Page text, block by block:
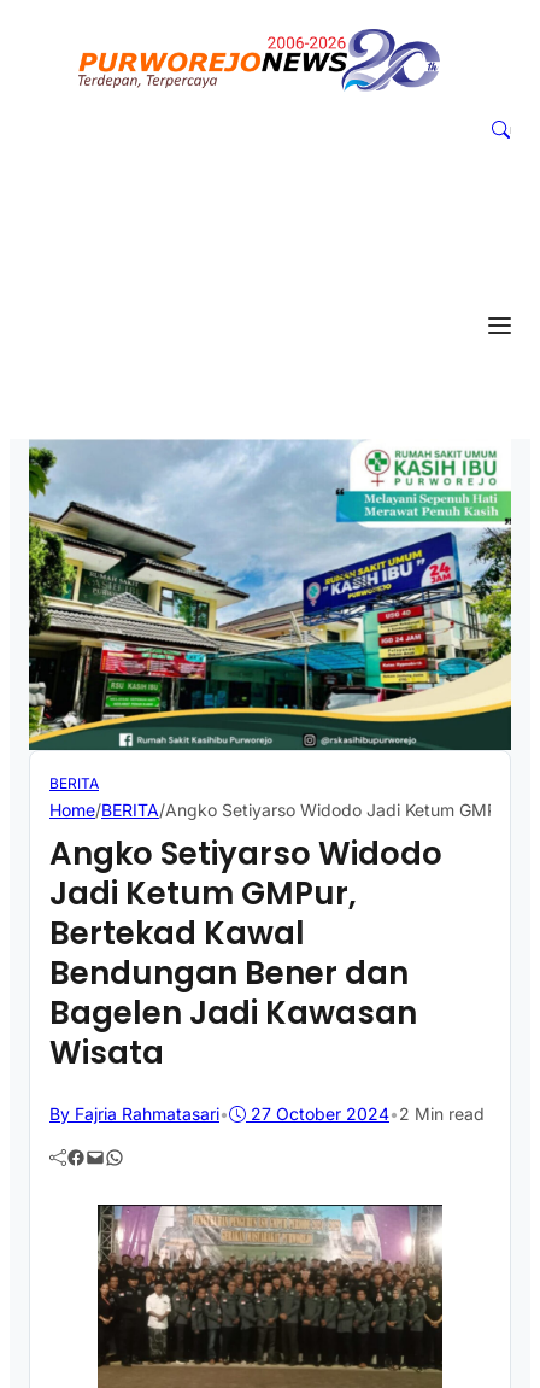
BERITA
Home/BERITA/Angko Setiyarso Widodo Jadi Ketum GMPur,
Angko Setiyarso Widodo
Jadi Ketum GMPur,
Bertekad Kawal
Bendungan Bener dan
Bagelen Jadi Kawasan
Wisata
By Fajria Rahmatasari• 27 October 2024•2 Min read
Facebook Mail WhatsApp